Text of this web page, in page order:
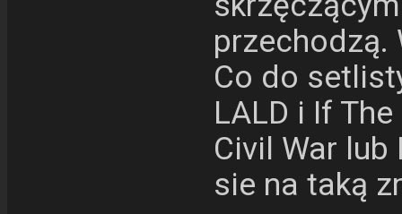
przechodzą.
Co do
LALD i If
Civil War
sie na taką